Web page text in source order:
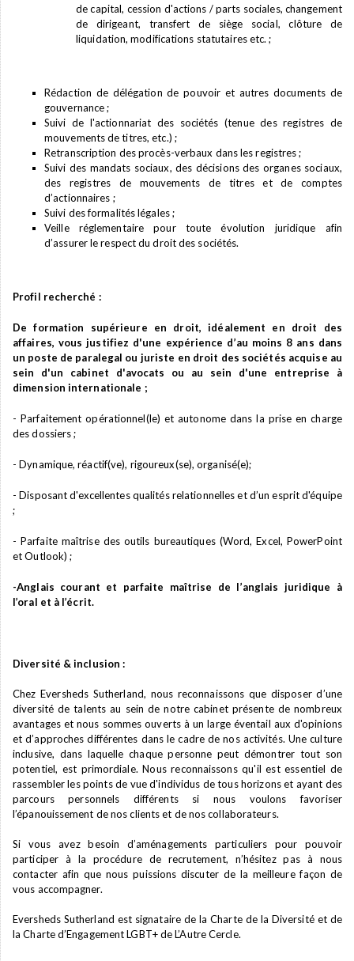
de capital, cession d'actions / parts sociales, changement
de dirigeant, transfert de siège social, clôture de
liquidation, modifications statutaires etc. ;
Rédaction de délégation de pouvoir et autres documents de
gouvernance ;
Suivi de l'actionnariat des sociétés (tenue des registres de
mouvements de titres, etc.) ;
Retranscription des procès-verbaux dans les registres ;
Suivi des mandats sociaux, des décisions des organes sociaux,
des registres de mouvements de titres et de comptes
d’actionnaires ;
Suivi des formalités légales ;
Veille réglementaire pour toute évolution juridique afin
d’assurer le respect du droit des sociétés.
Profil recherché :
De formation supérieure en droit, idéalement en droit des
affaires, vous justifiez d'une expérience d’au moins 8 ans dans
un poste de paralegal ou juriste en droit des sociétés acquise au
sein d'un cabinet d'avocats ou au sein d'une entreprise à
dimension internationale ;
- Parfaitement opérationnel(le) et autonome dans la prise en charge
des dossiers ;
- Dynamique, réactif(ve), rigoureux(se), organisé(e);
- Disposant d'excellentes qualités relationnelles et d’un esprit d'équipe
;
- Parfaite maîtrise des outils bureautiques (Word, Excel, PowerPoint
et Outlook) ;
-Anglais courant et parfaite maîtrise de l’anglais juridique à
l’oral et à l’écrit.
Diversité & inclusion :
Chez Eversheds Sutherland, nous reconnaissons que disposer d’une
diversité de talents au sein de notre cabinet présente de nombreux
avantages et nous sommes ouverts à un large éventail aux d'opinions
et d’approches différentes dans le cadre de nos activités. Une culture
inclusive, dans laquelle chaque personne peut démontrer tout son
potentiel, est primordiale. Nous reconnaissons qu'il est essentiel de
rassembler les points de vue d'individus de tous horizons et ayant des
parcours personnels différents si nous voulons favoriser
l’épanouissement de nos clients et de nos collaborateurs.
Si vous avez besoin d’aménagements particuliers pour pouvoir
participer à la procédure de recrutement, n’hésitez pas à nous
contacter afin que nous puissions discuter de la meilleure façon de
vous accompagner.
Eversheds Sutherland est signataire de la Charte de la Diversité et de
la Charte d’Engagement LGBT+ de L’Autre Cercle.